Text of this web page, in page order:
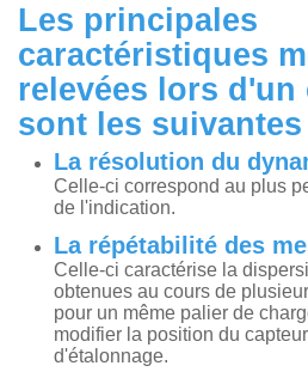
Les principales
caractéristiques
relevées lors d'un
sont les suivantes
La résolution du
Celle-ci correspond au plus
de l'indication.
La répétabilité des
Celle-ci caractérise la
obtenues au cours de
pour un même palier de
modifier la position du
d'étalonnage.